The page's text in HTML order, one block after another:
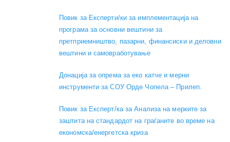
Повик за Експерти/ки за имплементација на
програма за основни вештини за
претприемништво, пазарни, финансиски и деловни
вештини и самовработување
Донација за опрема за еко катче и мерни
инструменти за СОУ Орде Чопела – Прилеп.
Повик за Експерт/ка за Анализа на мерките за
заштита на стандардот на граѓаните во време на
економска/енергетска криза